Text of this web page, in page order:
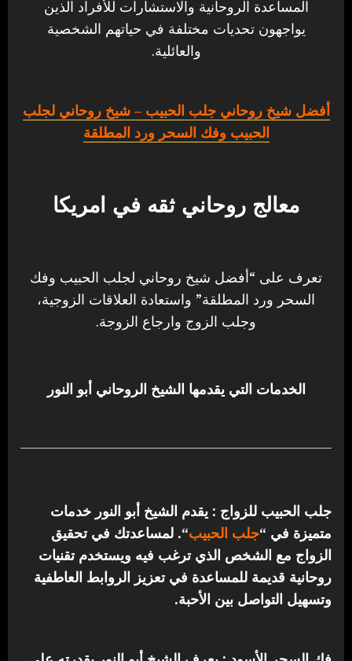
المساعدة الروحانية والاستشارات للأفراد الذين
يواجهون تحديات مختلفة في حياتهم الشخصية
والعائلية.
أفضل شيخ روحاني جلب الحبيب – شيخ روحاني لجلب
الحبيب وفك السحر ورد المطلقة
معالج روحاني ثقه في امريكا
تعرف على “أفضل شيخ روحاني لجلب الحبيب وفك
السحر ورد المطلقة” واستعادة العلاقات الزوجية،
وجلب الزوج وارجاع الزوجة.
الخدمات التي يقدمها الشيخ الروحاني أبو النور
جلب الحبيب للزواج : يقدم الشيخ أبو النور خدمات
متميزة في “جلب الحبيب“. لمساعدتك في تحقيق
الزواج مع الشخص الذي ترغب فيه ويستخدم تقنيات
روحانية قديمة للمساعدة في تعزيز الروابط العاطفية
وتسهيل التواصل بين الأحبة.